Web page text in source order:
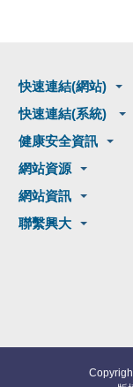
快速連結(網站)
快速連結(系統)
健康安全資訊
網站資源
網站資訊
聯繫興大